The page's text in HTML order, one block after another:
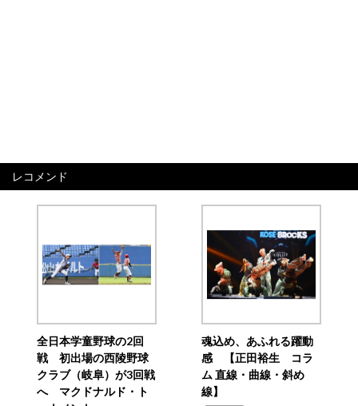
レコメンド
全日本学童野球の2回
戦 初出場の西陵野球
クラブ（岐阜）が3回戦
へ マクドナルド・ト
魂込め、あふれる躍動
感 【正田裕生 コラ
ム 直線・曲線・斜め
線】